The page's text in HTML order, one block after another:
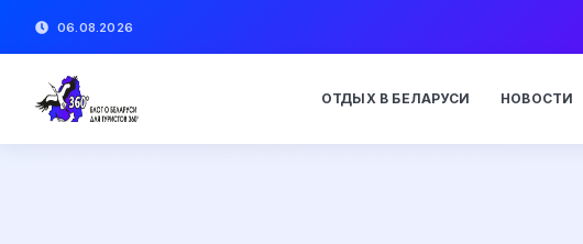
06.08.2026
ОТДЫХ В БЕЛАРУСИ НОВОСТИ